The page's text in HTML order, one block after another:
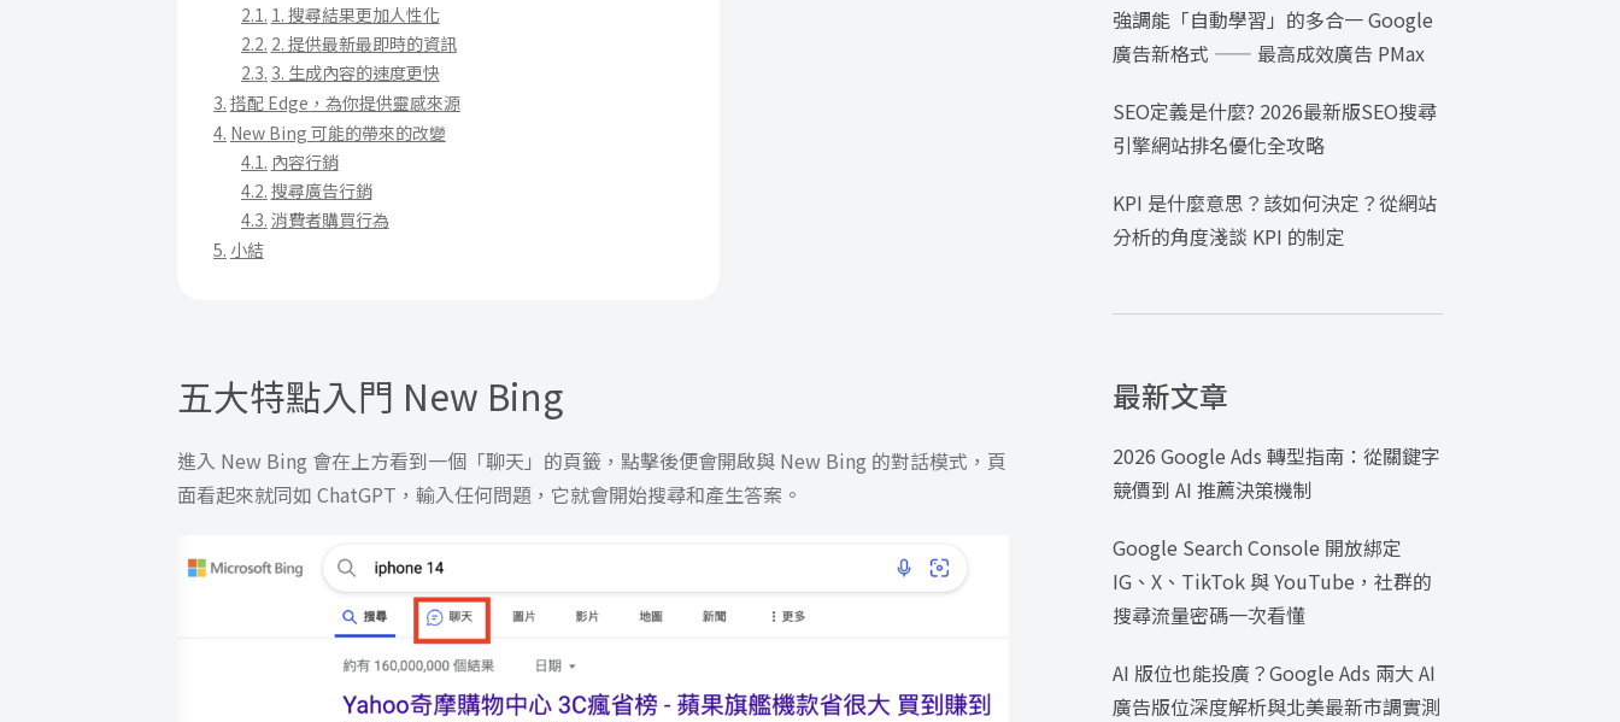
1. 搜尋結果更加人性化
2. 提供最新最即時的資訊
3. 生成內容的速度更快
搭配 Edge，為你提供靈感來源
New Bing 可能的帶來的改變
內容行銷
搜尋廣告行銷
消費者購買行為
小結
五大特點入門 New Bing
進入 New Bing 會在上方看到一個「聊天」的頁籤，點擊後便會開啟與 New Bing 的對話模式，頁
面看起來就同如 ChatGPT，輸入任何問題，它就會開始搜尋和產生答案。
強調能「自動學習」的多合一 Google
廣告新格式 —— 最高成效廣告 PMax
SEO定義是什麼? 2026最新版SEO搜尋
引擎網站排名優化全攻略
KPI 是什麼意思？該如何決定？從網站
分析的角度淺談 KPI 的制定
最新文章
2026 Google Ads 轉型指南：從關鍵字
競價到 AI 推薦決策機制
Google Search Console 開放綁定
IG、X、TikTok 與 YouTube，社群的
搜尋流量密碼一次看懂
AI 版位也能投廣？Google Ads 兩大 AI
廣告版位深度解析與北美最新市調實測